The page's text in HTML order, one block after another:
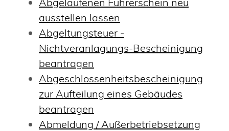
ausstellen lassen
Abgeltungsteuer -
Nichtveranlagungs-Bescheinigung
beantragen
Abgeschlossenheitsbescheinigung
zur Aufteilung eines Gebäudes
beantragen
Abmeldung / Außerbetriebsetzung